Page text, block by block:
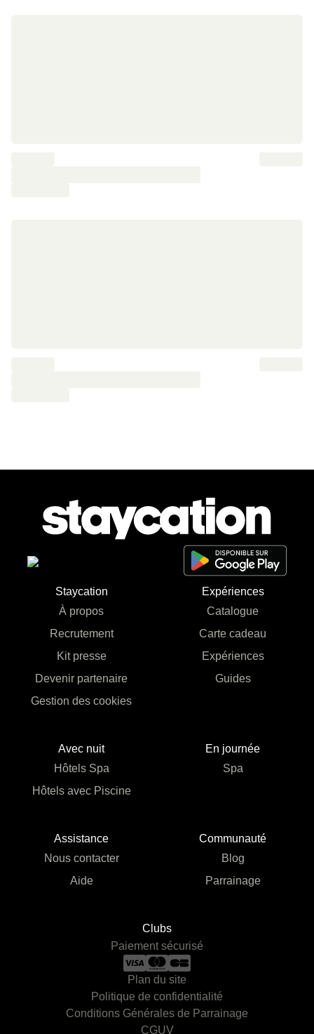
Staycation
À propos
Recrutement
Kit presse
Devenir partenaire
Gestion des cookies
Expériences
Catalogue
Carte cadeau
Expériences
Guides
Avec nuit
Hôtels Spa
Hôtels avec Piscine
En journée
Spa
Assistance
Nous contacter
Aide
Communauté
Blog
Parrainage
Clubs
Paiement sécurisé
Plan du site
Politique de confidentialité
Conditions Générales de Parrainage
CGUV